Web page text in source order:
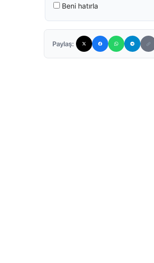
Beni hatırla
Paylaş: